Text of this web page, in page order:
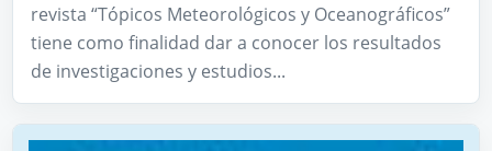
revista “Tópicos Meteorológicos y Oceanográficos”
tiene como finalidad dar a conocer los resultados
de investigaciones y estudios...